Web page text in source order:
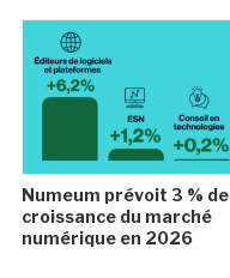
Numeum prévoit 3 % de
croissance du marché
numérique en 2026